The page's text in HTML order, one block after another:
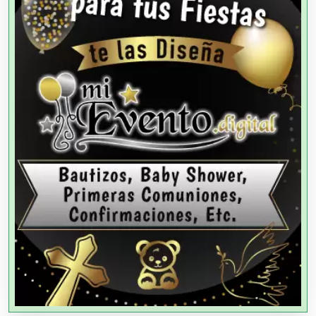
Agencias de Modelos
Agencias de Publicidad
Agencias de Viajes
Agricultores
Agricultura y Ganadería
Agua Purificada
Aire Acondicionado